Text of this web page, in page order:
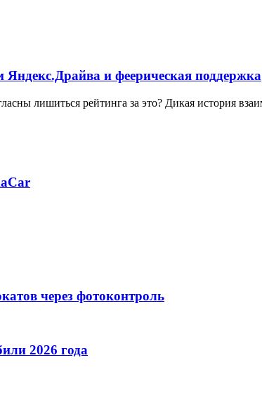
и феерическая поддержка
лишиться рейтинга за это? Дикая история
через фотоконтроль
2026 года